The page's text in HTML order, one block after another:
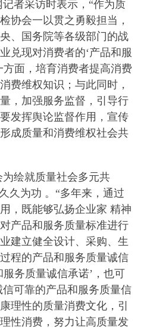
者采访时表示，“作为质
协会一以贯之勇毅担当，
、国务院等各级部门的战
兑现对消费者的‘产品和服
面，培育消费者提高消费
费维权知识；与此同时，
，加强服务监督，引导行
发挥舆论监督作用，宣传
成质量和消费维权社会共
绘就质量社会多元共
久为功 。“多年来，通过
，既能够弘扬企业家 精神
产品和服务质量标准进行
建立健全设计、采购、生
程的产品和服务质量诚信
务质量诚信承诺’，也可
可靠的产品和服务质量信
理性的质量消费文化，引
性消费，努力让高质量发